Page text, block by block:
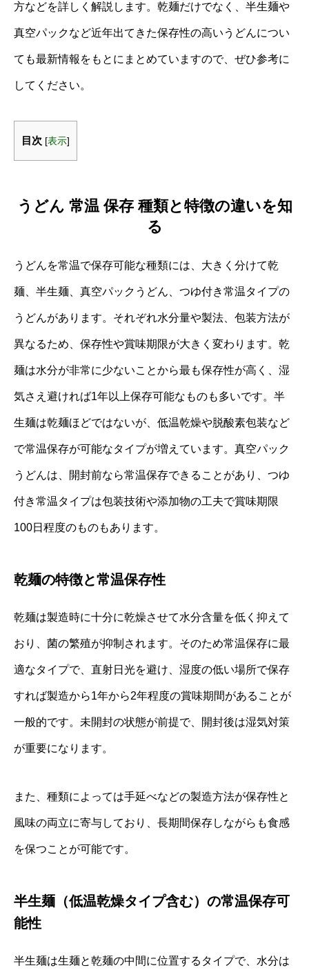
方などを詳しく解説します。乾麺だけでなく、半生麺や
真空パックなど近年出てきた保存性の高いうどんについ
ても最新情報をもとにまとめていますので、ぜひ参考に
してください。
目次 [表示]
うどん 常温 保存 種類と特徴の違いを知
る
うどんを常温で保存可能な種類には、大きく分けて乾
麺、半生麺、真空パックうどん、つゆ付き常温タイプの
うどんがあります。それぞれ水分量や製法、包装方法が
異なるため、保存性や賞味期限が大きく変わります。乾
麺は水分が非常に少ないことから最も保存性が高く、湿
気さえ避ければ1年以上保存可能なものも多いです。半
生麺は乾麺ほどではないが、低温乾燥や脱酸素包装など
で常温保存が可能なタイプが増えています。真空パック
うどんは、開封前なら常温保存できることがあり、つゆ
付き常温タイプは包装技術や添加物の工夫で賞味期限
100日程度のものもあります。
乾麺の特徴と常温保存性
乾麺は製造時に十分に乾燥させて水分含量を低く抑えて
おり、菌の繁殖が抑制されます。そのため常温保存に最
適なタイプで、直射日光を避け、湿度の低い場所で保存
すれば製造から1年から2年程度の賞味期間があることが
一般的です。未開封の状態が前提で、開封後は湿気対策
が重要になります。
また、種類によっては手延べなどの製造方法が保存性と
風味の両立に寄与しており、長期間保存しながらも食感
を保つことが可能です。
半生麺（低温乾燥タイプ含む）の常温保存可
能性
半生麺は生麺と乾麺の中間に位置するタイプで、水分は